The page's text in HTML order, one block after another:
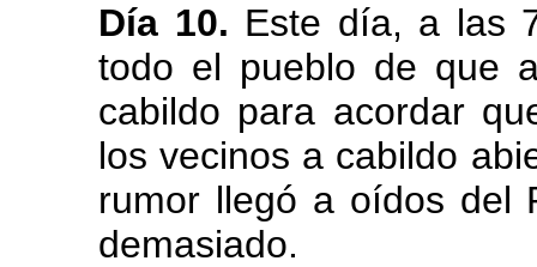
Día 10. Este día, a las
todo el pueblo de que
cabildo para acordar
los vecinos a cabildo
rumor llegó a oídos del
demasiado.